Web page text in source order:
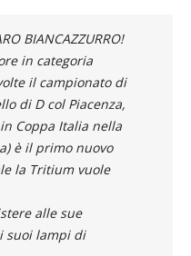
BIANCAZZURRO!
in categoria
il campionato di
di D col Piacenza,
Coppa Italia nella
è il primo nuovo
la Tritium vuole
alle sue
suoi lampi di